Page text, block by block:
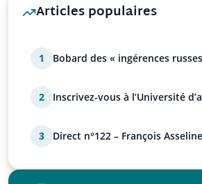
Articles populaires
1
Bobard des « ingérences
2
Inscrivez-vous à l’Université
3
Direct n°122 – François